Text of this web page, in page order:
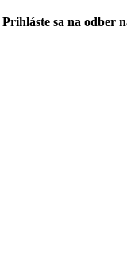
Prihláste sa na odber